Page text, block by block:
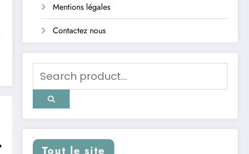
Mentions légales
Contactez nous
Tout le site